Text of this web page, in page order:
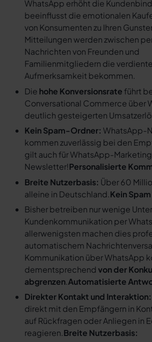
WhatsApp erhöht die
beeinflusst die emotionalen
von Konsumenten zu Ihren
Mitteilungen werden zwischen
Nachrichten von Freunden und
Familienmitgliedern die verdiente
Aufmerksamkeit bekommen.
Die hohe Konversionsrate führt
Conversational Commerce über
deutlich gesteigerten
Kein Spam-Ordner: WhatsApp-
kommen zuverlässig bei den
gilt auch für WhatsApp-
Newsletter!Personalisierte
Breite Nutzerbasis: Über 60
alleine in Deutschland.Kein
Bisher betreiben nur wenige
Kundenkommunikation per
allerwenigsten machen dies
automatischem
Kommunikation über WhatsApp
dementsprechendvon der
abgrenzen.Automatisierte
Direkter Kontakt und Interaktion:
direkt mit den Empfängern in
auf Rückfragen oder Anliegen in
reagieren.Breite Nutzerbasis: